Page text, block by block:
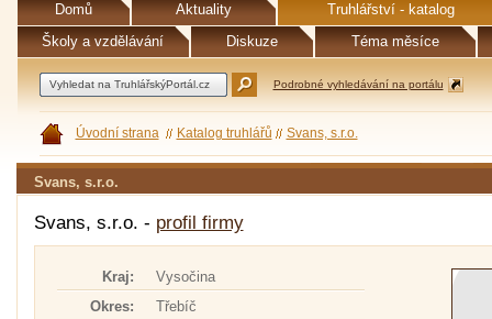
Domů Aktuality
Truhlářství - katalog
Školy a vzdělávání
Diskuze Téma měsíce
Podrobné vyhledávání na portálu
Úvodní strana Katalog truhlářů Svans, s.r.o.
Svans, s.r.o.
Svans, s.r.o. - profil firmy
Kraj:
Vysočina
Okres:
Třebíč